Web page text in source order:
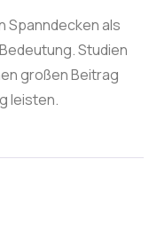
Spanndecken als
Studien
großen Beitrag
leisten.